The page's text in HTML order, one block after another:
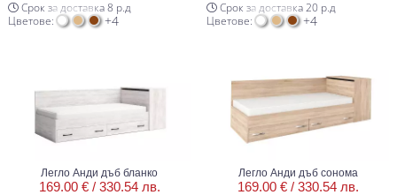
Срок за доставка 8 р.д
Цветове:
+4
Срок за доставка 20 р.д
Цветове:
+4
Легло Анди дъб бланко
169.00 € / 330.54 лв.
Легло Анди дъб сонома
169.00 € / 330.54 лв.